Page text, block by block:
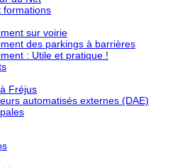
formations
sur voirie
des parkings à barrières
: Utile et pratique !
Fréjus
automatisés externes (DAE)